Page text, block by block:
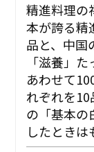
精進料理の
本が誇る精
品と、中国
「滋養」
あわせて
れぞれを
の「基本の
したときは